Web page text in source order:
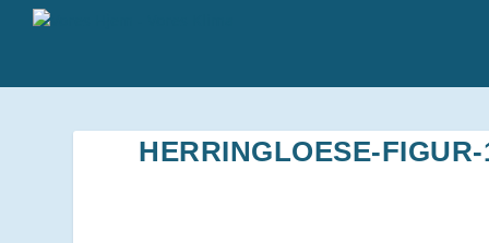
HERRINGLOESE-FIGUR-